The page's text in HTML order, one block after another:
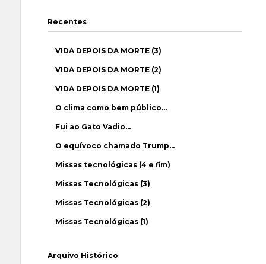
Recentes
VIDA DEPOIS DA MORTE (3)
VIDA DEPOIS DA MORTE (2)
VIDA DEPOIS DA MORTE (1)
O clima como bem público…
Fui ao Gato Vadio…
O equívoco chamado Trump…
Missas tecnológicas (4 e fim)
Missas Tecnológicas (3)
Missas Tecnológicas (2)
Missas Tecnológicas (1)
Arquivo Histórico